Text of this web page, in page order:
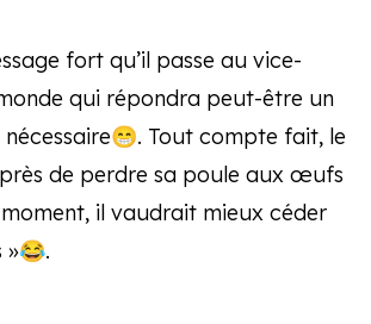
fort qu’il passe au vice-
qui répondra peut-être un
nécessaire😁. Tout compte fait, le
près de perdre sa poule aux œufs
il vaudrait mieux céder
»😂.